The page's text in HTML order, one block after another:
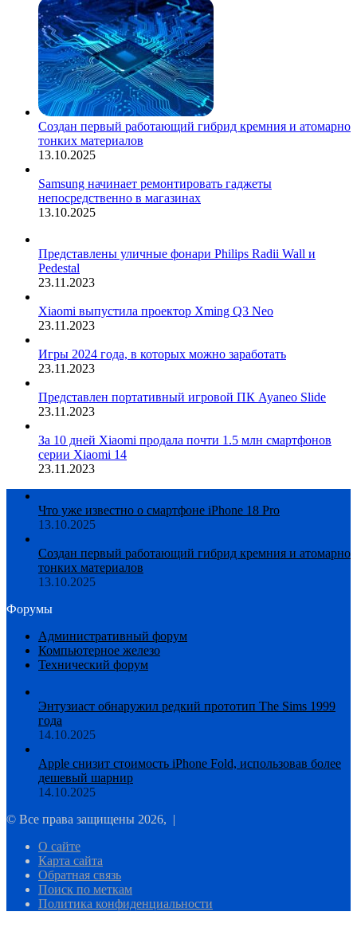
Создан первый работающий гибрид кремния и атомарно
тонких материалов
13.10.2025
Samsung начинает ремонтировать гаджеты
непосредственно в магазинах
13.10.2025
Представлены уличные фонари Philips Radii Wall и
Pedestal
23.11.2023
Xiaomi выпустила проектор Xming Q3 Neo
23.11.2023
Игры 2024 года, в которых можно заработать
23.11.2023
Представлен портативный игровой ПК Ayaneo Slide
23.11.2023
За 10 дней Xiaomi продала почти 1.5 млн смартфонов
серии Xiaomi 14
23.11.2023
Что уже известно о смартфоне iPhone 18 Pro
13.10.2025
Создан первый работающий гибрид кремния и атомарно
тонких материалов
13.10.2025
Форумы
Административный форум
Компьютерное железо
Технический форум
Энтузиаст обнаружил редкий прототип The Sims 1999
года
14.10.2025
Apple снизит стоимость iPhone Fold, использовав более
дешевый шарнир
14.10.2025
© Все права защищены 2026, |
О сайте
Карта сайта
Обратная связь
Поиск по меткам
Политика конфиденциальности